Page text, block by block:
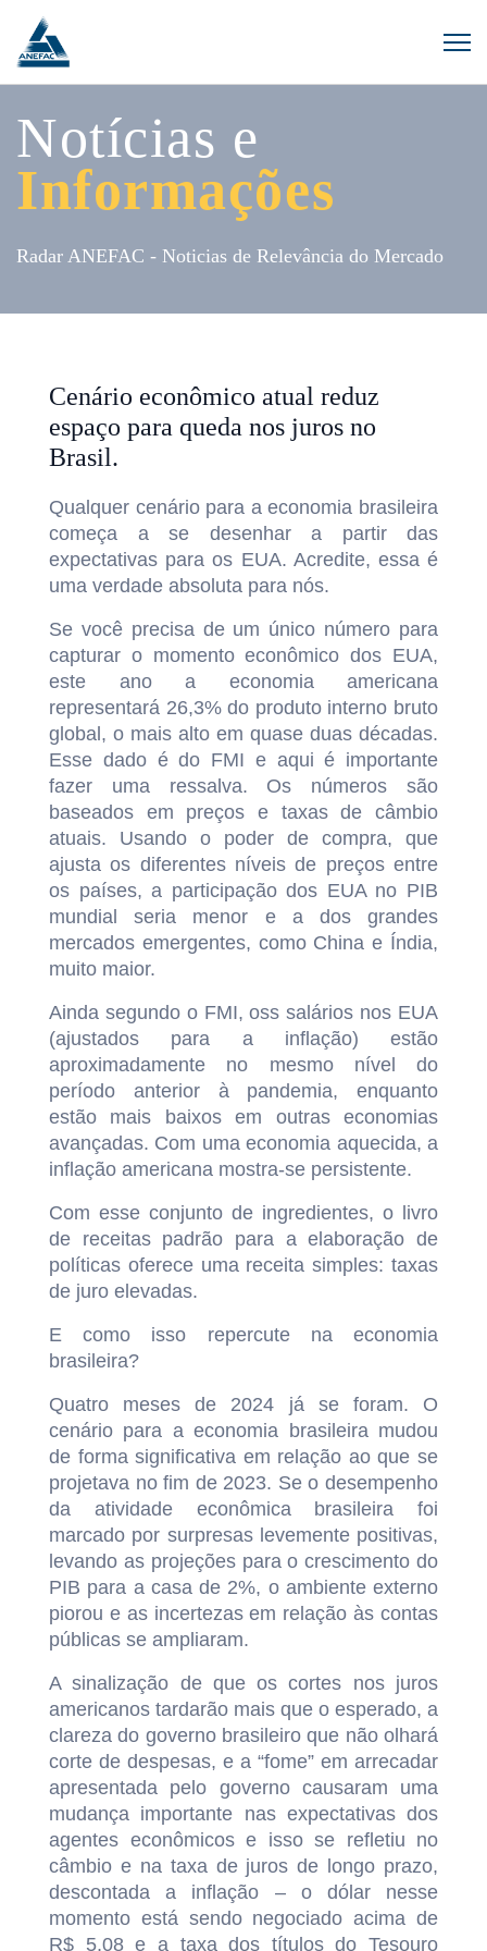
Notícias e
Informações
Radar ANEFAC - Noticias de Relevância do Mercado
Cenário econômico atual reduz
espaço para queda nos juros no
Brasil.
Qualquer cenário para a economia brasileira
começa a se desenhar a partir das
expectativas para os EUA. Acredite, essa é
uma verdade absoluta para nós.
Se você precisa de um único número para
capturar o momento econômico dos EUA,
este ano a economia americana
representará 26,3% do produto interno bruto
global, o mais alto em quase duas décadas.
Esse dado é do FMI e aqui é importante
fazer uma ressalva. Os números são
baseados em preços e taxas de câmbio
atuais. Usando o poder de compra, que
ajusta os diferentes níveis de preços entre
os países, a participação dos EUA no PIB
mundial seria menor e a dos grandes
mercados emergentes, como China e Índia,
muito maior.
Ainda segundo o FMI, oss salários nos EUA
(ajustados para a inflação) estão
aproximadamente no mesmo nível do
período anterior à pandemia, enquanto
estão mais baixos em outras economias
avançadas. Com uma economia aquecida, a
inflação americana mostra-se persistente.
Com esse conjunto de ingredientes, o livro
de receitas padrão para a elaboração de
políticas oferece uma receita simples: taxas
de juro elevadas.
E como isso repercute na economia
brasileira?
Quatro meses de 2024 já se foram. O
cenário para a economia brasileira mudou
de forma significativa em relação ao que se
projetava no fim de 2023. Se o desempenho
da atividade econômica brasileira foi
marcado por surpresas levemente positivas,
levando as projeções para o crescimento do
PIB para a casa de 2%, o ambiente externo
piorou e as incertezas em relação às contas
públicas se ampliaram.
A sinalização de que os cortes nos juros
americanos tardarão mais que o esperado, a
clareza do governo brasileiro que não olhará
corte de despesas, e a “fome” em arrecadar
apresentada pelo governo causaram uma
mudança importante nas expectativas dos
agentes econômicos e isso se refletiu no
câmbio e na taxa de juros de longo prazo,
descontada a inflação – o dólar nesse
momento está sendo negociado acima de
R$ 5,08 e a taxa dos títulos do Tesouro